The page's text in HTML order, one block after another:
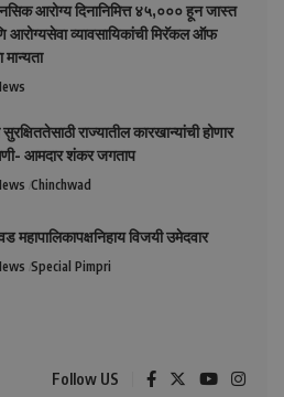
आरोग्य दिनानिमित्त ४५,००० हून जास्त
आरोग्यसेवा व्यावसायिकांची मिरॅकल ऑफ
सुरक्षिततेसाठी राज्यातील कारखान्यांची होणार
आमदार शंकर जगताप
Chinchwad
महापालिकापक्षनिहाय विजयी उमेदवार
Special Pimpri
Follow US